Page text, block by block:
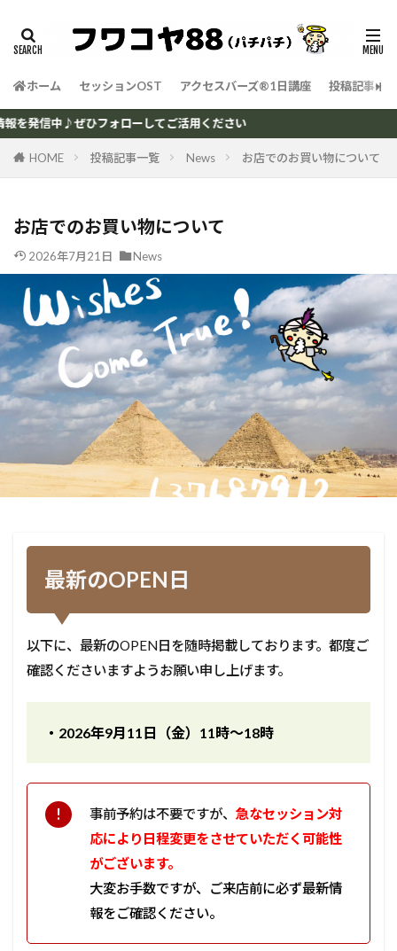
ホーム セッションOST アクセスバーズ®1日講座 投稿記事一覧
ひフォローしてご活用ください
HOME 投稿記事一覧 News お店でのお買い物について
お店でのお買い物について
2026年7月21日 News
最新のOPEN日
以下に、最新のOPEN日を随時掲載しております。都度ご
確認くださいますようお願い申し上げます。
・2026年9月11日（金）11時〜18時
事前予約は不要ですが、 急なセッション対
応により日程変更をさせていただく可能性
がございます。
大変お手数ですが、ご来店前に必ず最新情
報をご確認ください。
タグ
チューニングナンバー
ボディーコード
健康・心理ネタ
数字のサプリ
考え方
自分で治そう！